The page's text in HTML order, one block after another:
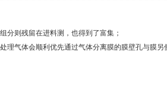
分则残留在进料测，也得到了富集；
理气体会顺利优先通过气体分离膜的膜壁孔与膜另